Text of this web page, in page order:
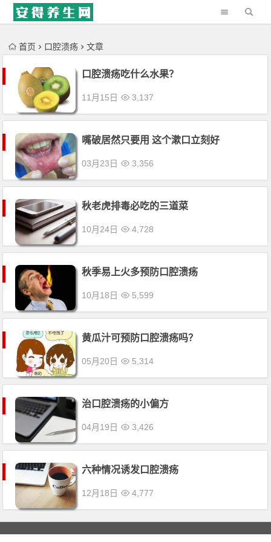
'); })();
首页 口腔溃疡 文章
口腔溃疡吃什么水果？
11月15日 3,137
嘴破居然只要用 这个漱口立刻好
03月23日 3,356
秋老虎排毒必吃的三道菜
10月24日 4,728
秋季易上火多预防口腔溃疡
10月18日 5,599
黄瓜汁可预防口腔溃疡吗？
05月20日 5,314
治口腔溃疡的小偏方
04月19日 3,426
六种情况诱发口腔溃疡
12月18日 4,777